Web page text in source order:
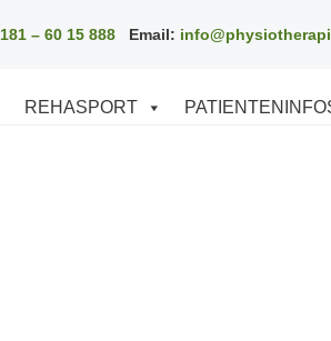
– 60 15 888 Email:
REHASPORT